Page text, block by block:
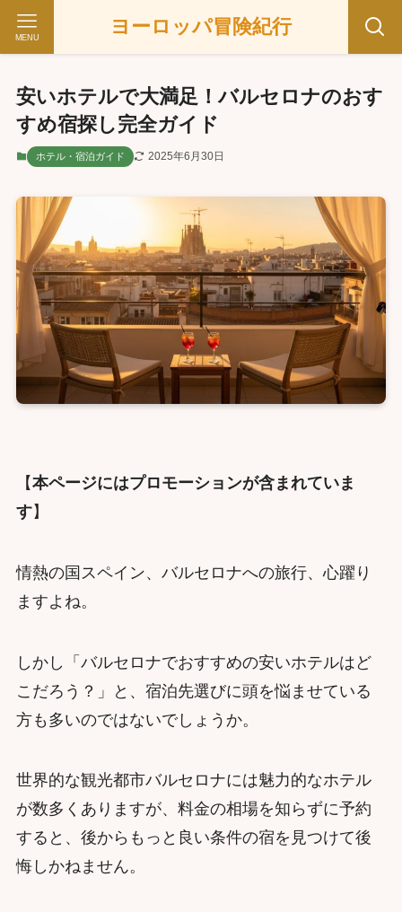
ヨーロッパ冒険紀行
MENU
安いホテルで大満足！バルセロナのおす
すめ宿探し完全ガイド
ホテル・宿泊ガイド 2025年6月30日
【本ページにはプロモーションが含まれていま
す】
情熱の国スペイン、バルセロナへの旅行、心躍り
ますよね。
しかし「バルセロナでおすすめの安いホテルはど
こだろう？」と、宿泊先選びに頭を悩ませている
方も多いのではないでしょうか。
世界的な観光都市バルセロナには魅力的なホテル
が数多くありますが、料金の相場を知らずに予約
すると、後からもっと良い条件の宿を見つけて後
悔しかねません。